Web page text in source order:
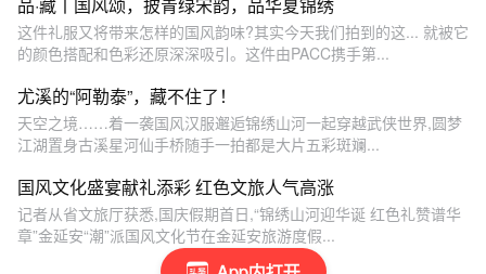
品·藏丨国风颂，披青绿宋韵，品华夏锦绣
这件礼服又将带来怎样的国风韵味?其实今天我们拍到的这... 就被它
的颜色搭配和色彩还原深深吸引。这件由PACC携手第...
尤溪的“阿勒泰”，藏不住了！
天空之境……着一袭国风汉服邂逅锦绣山河一起穿越武侠世界,圆梦
江湖置身古溪星河仙手桥随手一拍都是大片五彩斑斓...
国风文化盛宴献礼添彩 红色文旅人气高涨
记者从省文旅厅获悉,国庆假期首日,“锦绣山河迎华诞 红色礼赞谱华
章”金延安“潮”派国风文化节在金延安旅游度假...